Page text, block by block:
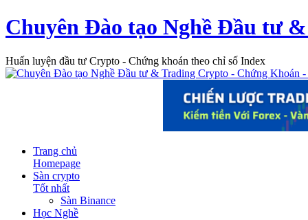
Chuyên Đào tạo Nghề Đầu tư
Huấn luyện đầu tư Crypto - Chứng khoán theo chỉ số Index
Trang chủ
Homepage
Sàn crypto
Tốt nhất
Sàn Binance
Học Nghề